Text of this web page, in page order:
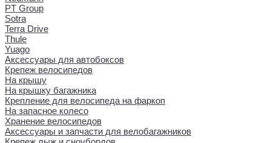
PT Group
Sotra
Terra Drive
Thule
Yuago
Аксессуары для автобоксов
Крепеж велосипедов
На крышу
На крышку багажника
Крепление для велосипеда на фаркоп
На запасное колесо
Хранение велосипедов
Аксессуары и запчасти для велобагажников